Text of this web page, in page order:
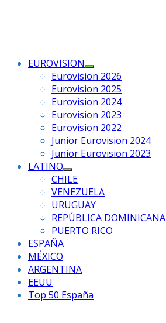
EUROVISION
Mostrar
el
submenú
Eurovision 2026
Eurovision 2025
Eurovision 2024
Eurovision 2023
Eurovision 2022
Junior Eurovision 2024
Junior Eurovision 2023
LATINO
Mostrar
el
submenú
CHILE
VENEZUELA
URUGUAY
REPÚBLICA DOMINICANA
PUERTO RICO
ESPAÑA
MÉXICO
ARGENTINA
EEUU
Top 50 España